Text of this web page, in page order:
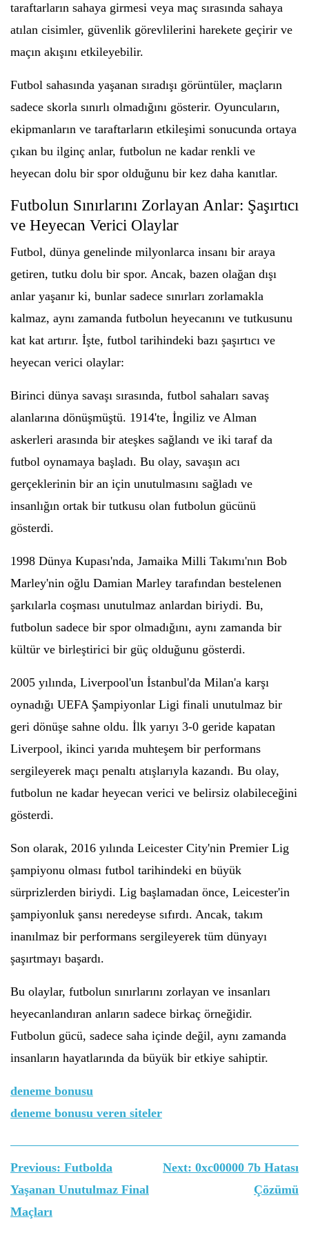
taraftarların sahaya girmesi veya maç sırasında sahaya
atılan cisimler, güvenlik görevlilerini harekete geçirir ve
maçın akışını etkileyebilir.
Futbol sahasında yaşanan sıradışı görüntüler, maçların
sadece skorla sınırlı olmadığını gösterir. Oyuncuların,
ekipmanların ve taraftarların etkileşimi sonucunda ortaya
çıkan bu ilginç anlar, futbolun ne kadar renkli ve
heyecan dolu bir spor olduğunu bir kez daha kanıtlar.
Futbolun Sınırlarını Zorlayan Anlar: Şaşırtıcı
ve Heyecan Verici Olaylar
Futbol, dünya genelinde milyonlarca insanı bir araya
getiren, tutku dolu bir spor. Ancak, bazen olağan dışı
anlar yaşanır ki, bunlar sadece sınırları zorlamakla
kalmaz, aynı zamanda futbolun heyecanını ve tutkusunu
kat kat artırır. İşte, futbol tarihindeki bazı şaşırtıcı ve
heyecan verici olaylar:
Birinci dünya savaşı sırasında, futbol sahaları savaş
alanlarına dönüşmüştü. 1914'te, İngiliz ve Alman
askerleri arasında bir ateşkes sağlandı ve iki taraf da
futbol oynamaya başladı. Bu olay, savaşın acı
gerçeklerinin bir an için unutulmasını sağladı ve
insanlığın ortak bir tutkusu olan futbolun gücünü
gösterdi.
1998 Dünya Kupası'nda, Jamaika Milli Takımı'nın Bob
Marley'nin oğlu Damian Marley tarafından bestelenen
şarkılarla coşması unutulmaz anlardan biriydi. Bu,
futbolun sadece bir spor olmadığını, aynı zamanda bir
kültür ve birleştirici bir güç olduğunu gösterdi.
2005 yılında, Liverpool'un İstanbul'da Milan'a karşı
oynadığı UEFA Şampiyonlar Ligi finali unutulmaz bir
geri dönüşe sahne oldu. İlk yarıyı 3-0 geride kapatan
Liverpool, ikinci yarıda muhteşem bir performans
sergileyerek maçı penaltı atışlarıyla kazandı. Bu olay,
futbolun ne kadar heyecan verici ve belirsiz olabileceğini
gösterdi.
Son olarak, 2016 yılında Leicester City'nin Premier Lig
şampiyonu olması futbol tarihindeki en büyük
sürprizlerden biriydi. Lig başlamadan önce, Leicester'in
şampiyonluk şansı neredeyse sıfırdı. Ancak, takım
inanılmaz bir performans sergileyerek tüm dünyayı
şaşırtmayı başardı.
Bu olaylar, futbolun sınırlarını zorlayan ve insanları
heyecanlandıran anların sadece birkaç örneğidir.
Futbolun gücü, sadece saha içinde değil, aynı zamanda
insanların hayatlarında da büyük bir etkiye sahiptir.
deneme bonusu
deneme bonusu veren siteler
Yazı
gezinmesi
Previous: Futbolda
Yaşanan Unutulmaz Final
Maçları
Next: 0xc00000 7b Hatası
Çözümü